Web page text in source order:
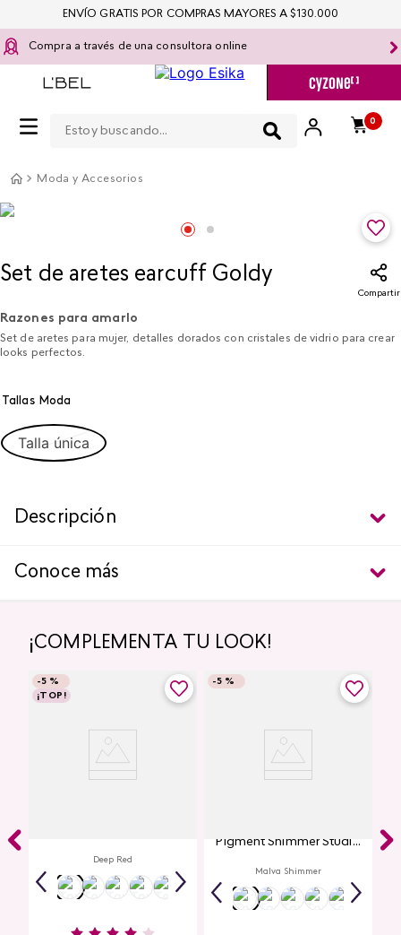
Compra a través de una consultora online
0
ENVÍO GRATIS POR COMPRAS MAYORES A $130.000
Moda y Accesorios
Set de aretes earcuff Goldy
Compartir
Razones para amarlo
Set de aretes para mujer, detalles dorados con cristales de vidrio para crear
looks perfectos.
Tallas Moda
Talla única
Descripción
Conoce más
¡COMPLEMENTA TU LOOK!
-5 %
¡TOP!
Deep Red
-5 %
Pigment Shimmer Studio
Malva Shimmer